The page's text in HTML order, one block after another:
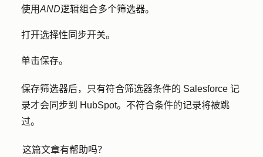
使用AND逻辑组合多个筛选器。
打开选择性同步开关。
单击保存。
保存筛选器后，只有符合筛选器条件的 Salesforce 记
录才会同步到 HubSpot。不符合条件的记录将被跳
过。
这篇文章有帮助吗？